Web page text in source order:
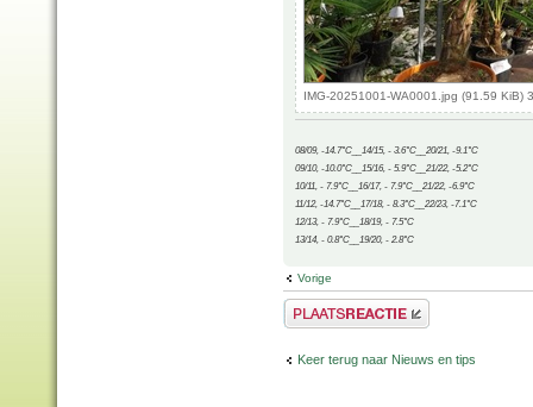
IMG-20251001-WA0001.jpg (91.59 KiB)
08/09, -14.7°C__14/15, - 3.6°C__20/21, -9.1°C
09/10, -10.0°C__15/16, - 5.9°C__21/22, -5.2°C
10/11, - 7.9°C__16/17, - 7.9°C__21/22, -6.9°C
11/12, -14.7°C__17/18, - 8.3°C__22/23, -7.1°C
12/13, - 7.9°C__18/19, - 7.5°C
13/14, - 0.8°C__19/20, - 2.8°C
Vorige
Plaats een reactie
Keer terug naar Nieuws en tips